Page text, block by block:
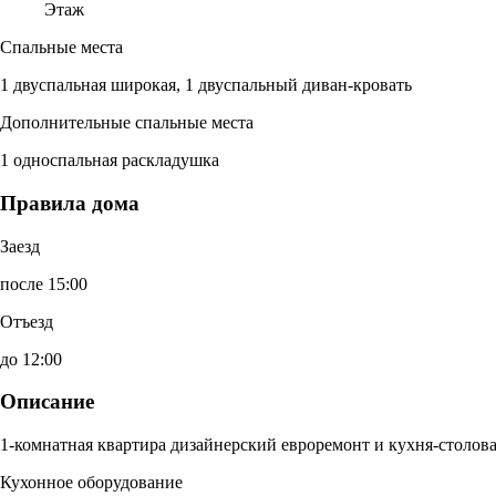
Этаж
Спальные места
1 двуспальная широкая, 1 двуспальный диван-кровать
Дополнительные спальные места
1 односпальная раскладушка
Правила дома
Заезд
после 15:00
Отъезд
до 12:00
Описание
1-комнатная квартира дизайнерский евроремонт и кухня-
Кухонное оборудование